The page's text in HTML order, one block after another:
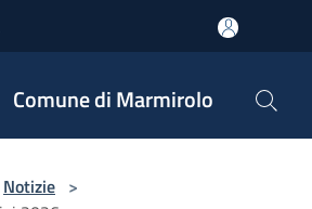
Comune di Marmirolo
Notizie >